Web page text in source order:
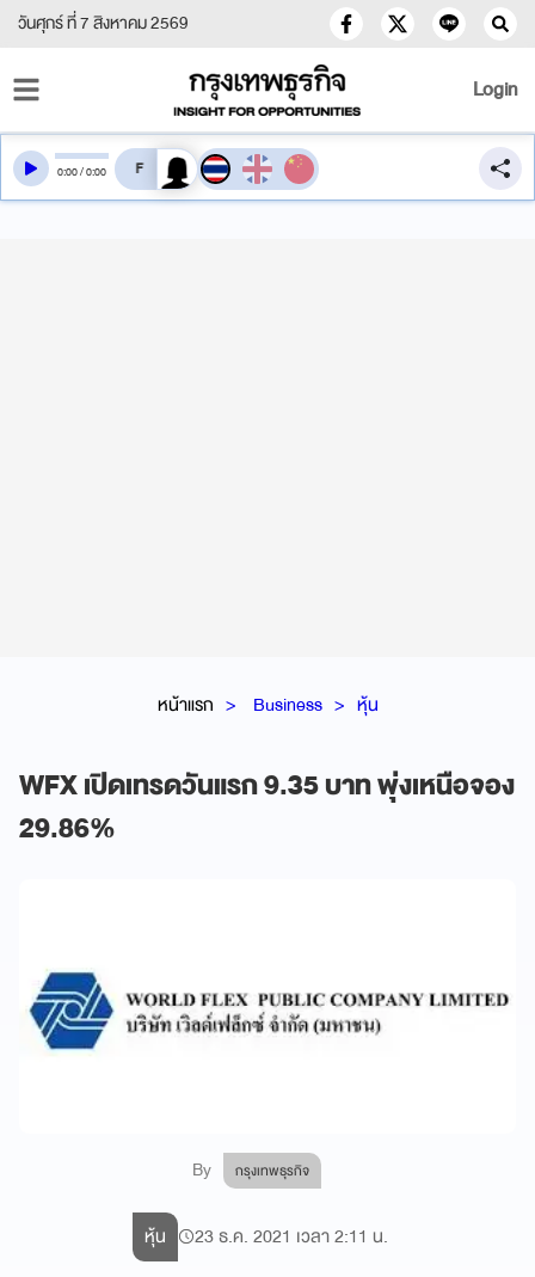
วันศุกร์ ที่ 7 สิงหาคม 2569
Login
หน้าแรก Business หุ้น
WFX เปิดเทรดวันแรก 9.35 บาท พุ่งเหนือจอง
29.86%
By กรุงเทพธุรกิจ
0:00/0:00 สลับเสียงอ่าน
หุ้น 23 ธ.ค. 2021 เวลา 2:11 น.